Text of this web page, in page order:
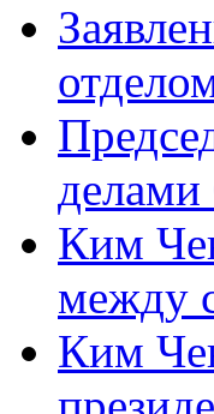
делами
Ким
между
Ким